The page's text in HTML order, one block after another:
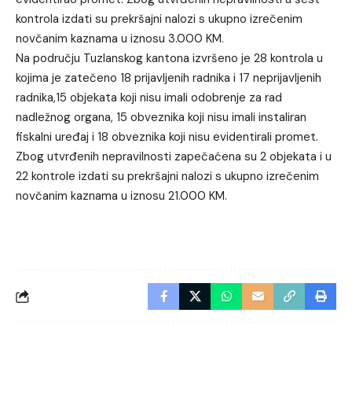
kontrola izdati su prekršajni nalozi s ukupno izrečenim
novčanim kaznama u iznosu 3.000 KM.
Na području Tuzlanskog kantona izvršeno je 28 kontrola u
kojima je zatečeno 18 prijavljenih radnika i 17 neprijavljenih
radnika,15 objekata koji nisu imali odobrenje za rad
nadležnog organa, 15 obveznika koji nisu imali instaliran
fiskalni uređaj i 18 obveznika koji nisu evidentirali promet.
Zbog utvrđenih nepravilnosti zapečaćena su 2 objekata i u
22 kontrole izdati su prekršajni nalozi s ukupno izrečenim
novčanim kaznama u iznosu 21.000 KM.